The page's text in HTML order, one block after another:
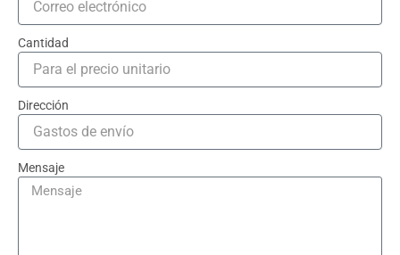
Cantidad
Dirección
Mensaje